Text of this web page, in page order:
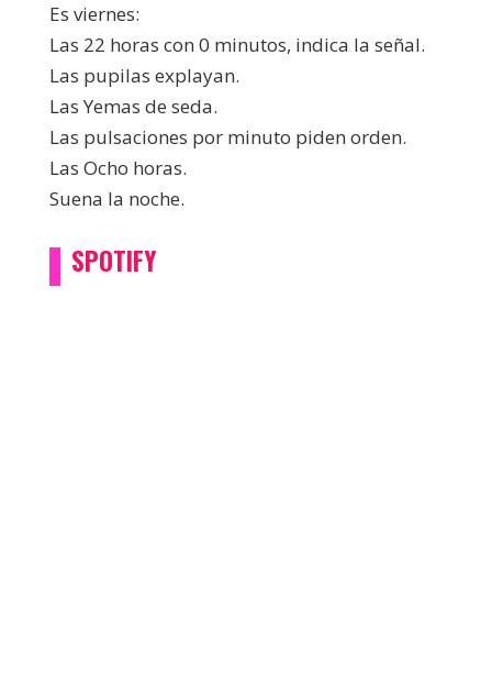
Es viernes:
Las 22 horas con 0 minutos, indica la señal.
Las pupilas explayan.
Las Yemas de seda.
Las pulsaciones por minuto piden orden.
Las Ocho horas.
Suena la noche.
SPOTIFY